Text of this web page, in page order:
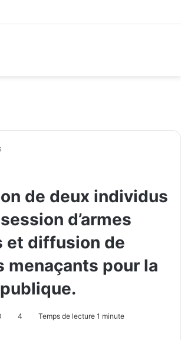
de deux individus
d’armes
et diffusion de
menaçants pour la
4 Temps de lecture 1 minute